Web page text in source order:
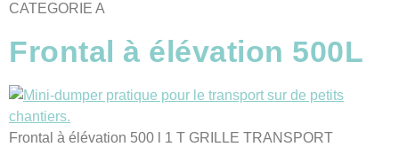
CATEGORIE A
Frontal à élévation 500L
Frontal à élévation 500 l 1 T GRILLE TRANSPORT